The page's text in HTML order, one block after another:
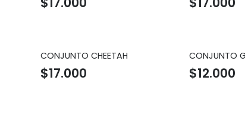
CONJUNTO CHEETAH
$17.000
CONJUNTO
$12.000